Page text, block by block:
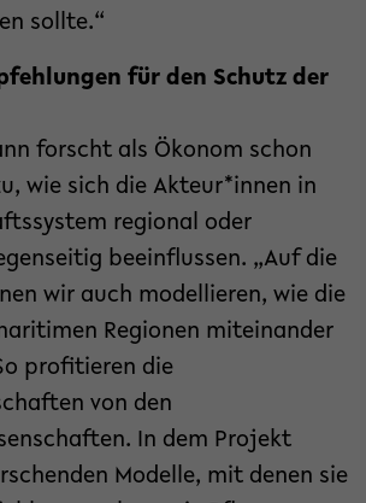
sollte.“
für den Schutz der
forscht als Ökonom schon
wie sich die Akteur*innen in
regional oder
beeinflussen. „Auf die
wir auch modellieren, wie die
Regionen miteinander
profitieren die
von den
In dem Projekt
Modelle, mit denen sie